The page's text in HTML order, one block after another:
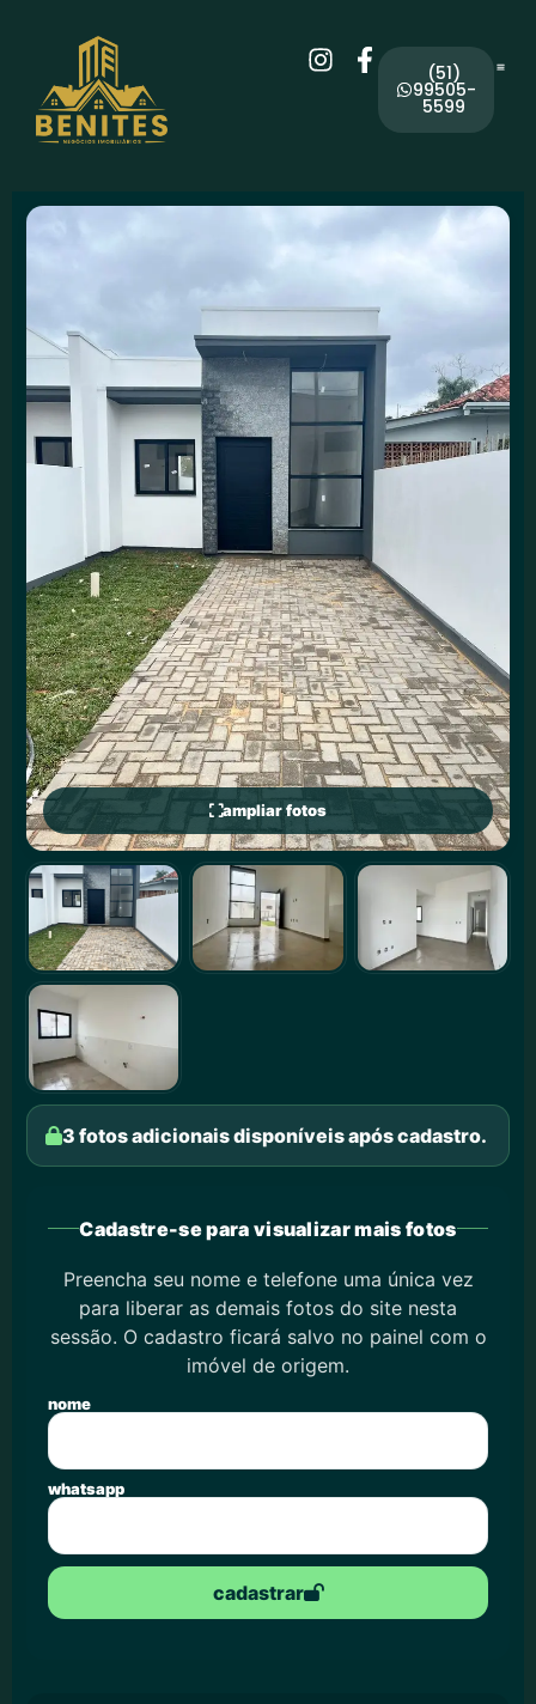
(51)
99505-
5599
ampliar fotos
3 fotos adicionais disponíveis após cadastro.
Cadastre-se para visualizar mais fotos
Preencha seu nome e telefone uma única vez
para liberar as demais fotos do site nesta
sessão. O cadastro ficará salvo no painel com o
imóvel de origem.
nome
whatsapp
cadastrar